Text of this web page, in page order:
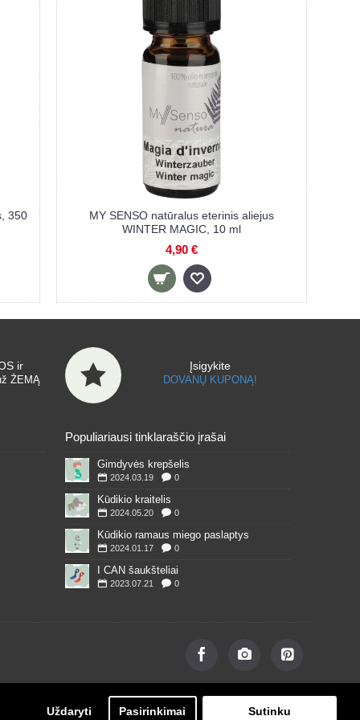
Uždaryti Pasirinkimai Sutinku
350
MY SENSO natūralus eterinis aliejus
WINTER MAGIC, 10 ml
4,90 €
ir
ŽEMĄ
Įsigykite
DOVANŲ KUPONĄ!
Populiariausi tinklaraščio įrašai
Gimdyvės krepšelis
2024.03.19 0
Kūdikio kraitelis
2024.05.20 0
Kūdikio ramaus miego paslaptys
2024.01.17 0
I CAN šaukšteliai
2023.07.21 0